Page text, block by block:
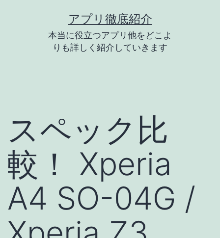
プ
アプリ徹底紹介
本当に役立つアプリ他をどこよ
りも詳しく紹介していきます
スペック比
較！ Xperia
A4 SO-04G /